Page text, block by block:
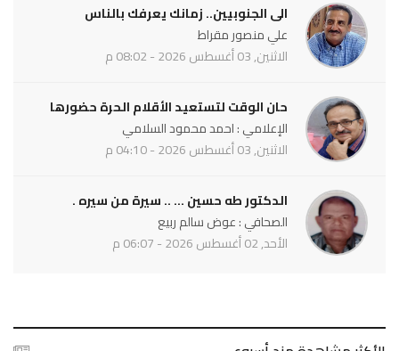
الى الجنوبيين.. زمانك يعرفك بالناس
علي منصور مقراط
الاثنين, 03 أغسطس 2026 - 08:02 م
حان الوقت لتستعيد الأقلام الحرة حضورها
الإعلامي : احمد محمود السلامي
الاثنين, 03 أغسطس 2026 - 04:10 م
الدكتور طه حسين ... .. سيرة من سيره .
الصحافي : عوض سالم ربيع
الأحد, 02 أغسطس 2026 - 06:07 م